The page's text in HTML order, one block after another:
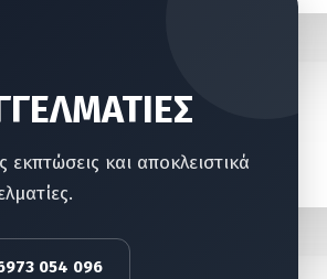
και αποκλειστικά
054 096